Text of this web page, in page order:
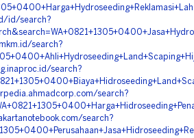
id/search?
search?
search?
search?
search?